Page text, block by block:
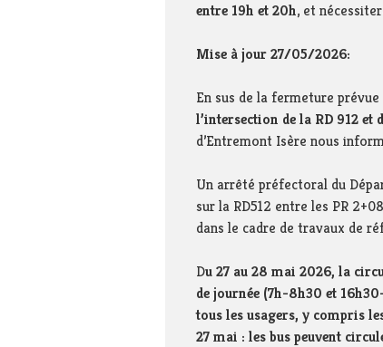
entre 19h et 20h, et
Mise à jour 27/05/2026:
En sus de la fermeture prévue
l’intersection de la RD 912 et
d’Entremont Isère nous
Un arrêté préfectoral du
sur la RD512 entre les PR
dans le cadre de travaux de
Du 27 au 28 mai 2026, la
de journée (7h-8h30 et
tous les usagers, y compris
27 mai : les bus peuvent